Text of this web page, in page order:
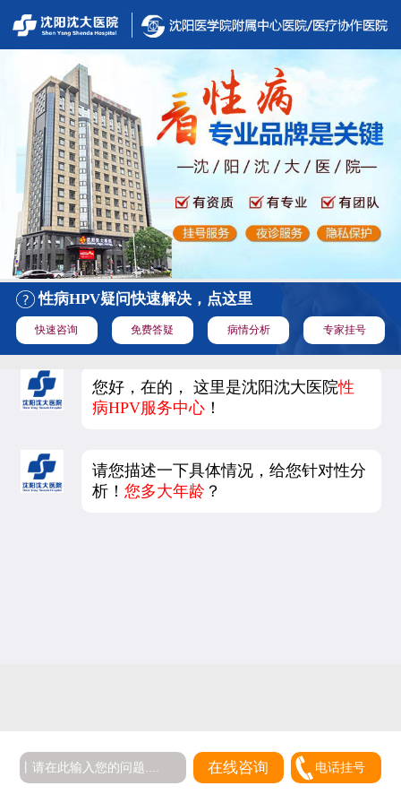
性病HPV疑问快速解决，点这里
快速咨询 免费答疑 病情分析 专家挂号
您好，在的， 这里是沈阳沈大医院性
病HPV服务中心 ！
请您描述一下具体情况，给您针对性分
析！您多大年龄 ？
在线咨询 电话挂号